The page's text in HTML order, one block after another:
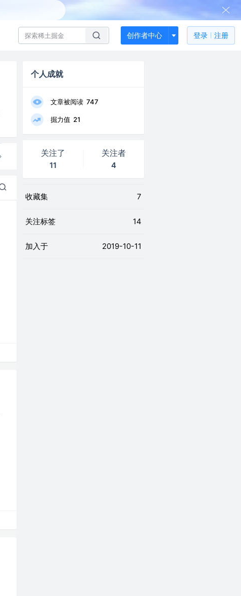
创作者中心 登录 注册
个人成就
文章被阅读 747
掘力值 21
关注了
11
关注者
4
收藏集 7
关注标签 14
加入于 2019-10-11